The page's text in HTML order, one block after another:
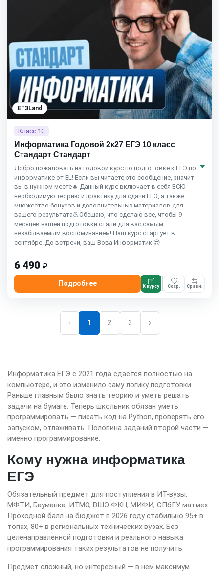
ЕГЭLand
Класс 10
Информатика Годовой 2к27 ЕГЭ 10 класс
Стандарт Стандарт
Добро пожаловать на годовой курс по подготовке к ЕГЭ по
информатике от EL! Если вы читаете это сообщение, значит
вы в нужном месте🔥 Данный курс включает в себя ВСЮ
необходимую теорию и практику для сдачи ЕГЭ, а также
множество бонусов и дополнительных материалов для
вашего результата💪Обещаю, что сделаю все, чтобы 9
месяцев нашей подготовки стали для вас самым
незабываемым воспоминанием! Наш курс стартует в
сентябре. До встречи, ваш Вова Информатик 😎
6 490 ₽
Подробнее К курсу Сохр. Сравн.
‹ 1 2 3 ›
Информатика ЕГЭ с 2021 года сдаётся полностью на
компьютере, и это изменило саму логику подготовки.
Раньше главным было знать теорию и уметь решать
задачи на бумаге. Теперь школьник обязан уметь
программировать — писать код на Python, проверять его
запуском, отлаживать. Половина заданий второй части —
именно программирование.
Кому нужна информатика
ЕГЭ
Обязательный предмет для поступления в ИТ-вузы:
МФТИ, Бауманка, ИТМО, ВШЭ ФКН, МИФИ, СПбГУ матмех.
Проходной балл на бюджет в 2026 году стабильно 95+ в
топах, 80+ в региональных технических вузах. Без
целенаправленной подготовки и реального навыка
программирования таких результатов не получить.
Предмет сложный, но интересный — в нём максимум